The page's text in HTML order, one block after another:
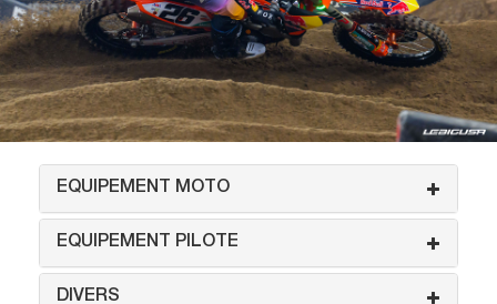
EQUIPEMENT MOTO
EQUIPEMENT PILOTE
DIVERS